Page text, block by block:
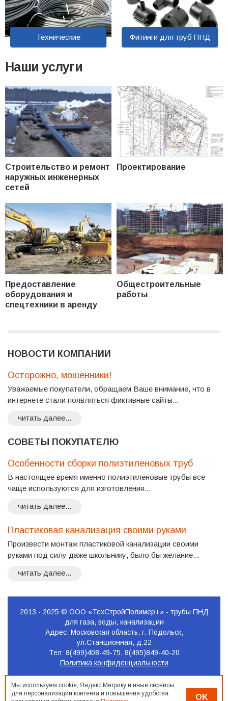
Технические Фитинги для труб ПНД
Наши услуги
Строительство и ремонт
наружных инженерных
сетей
Проектирование
Предоставление
оборудования и
спецтехники в аренду
Общестроительные
работы
НОВОСТИ КОМПАНИИ
Осторожно, мошенники!
Уважаемые покупатели, обращаем Ваше внимание, что в
интернете стали появляться фиктивные сайты...
читать далее...
СОВЕТЫ ПОКУПАТЕЛЮ
Особенности сборки полиэтиленовых труб
В настоящее время именно полиэтиленовые трубы все
чаще используются для изготовления...
читать далее...
Пластиковая канализация своими руками
Произвести монтаж пластиковой канализации своими
руками под силу даже школьнику, было бы желание...
читать далее...
2013 - 2025 © ООО «ТехСтройПолимер+» - трубы ПНД
для газа, воды, канализации
Адрес: Московская область, г. Подольск,
ул.Станционная, д.22
Тел: 8(499)408-49-75, 8(495)849-40-20
Политика конфиденциальности
Продвижение
сайта
Мы используем cookie, Яндекс.Метрику и иные сервисы
для персонализации контента и повышения удобства
OK